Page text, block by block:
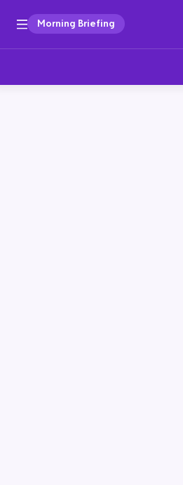
Morning Briefing